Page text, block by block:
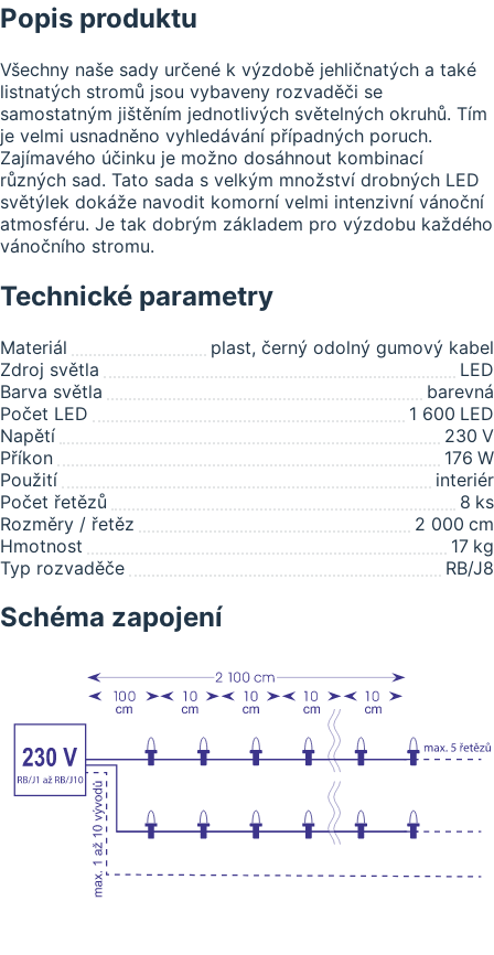
Popis produktu
Všechny naše sady určené k výzdobě jehličnatých a také
listnatých stromů jsou vybaveny rozvaděči se
samostatným jištěním jednotlivých světelných okruhů. Tím
je velmi usnadněno vyhledávání případných poruch.
Zajímavého účinku je možno dosáhnout kombinací
různých sad. Tato sada s velkým množství drobných LED
světýlek dokáže navodit komorní velmi intenzivní vánoční
atmosféru. Je tak dobrým základem pro výzdobu každého
vánočního stromu.
Technické parametry
Materiál
plast, černý odolný gumový kabel
Zdroj světla
LED
Barva světla
barevná
Počet LED
1 600 LED
Napětí
230 V
Příkon
176 W
Použití
interiér
Počet řetězů
8 ks
Rozměry / řetěz
2 000 cm
Hmotnost
17 kg
Typ rozvaděče
RB/J8
Schéma zapojení